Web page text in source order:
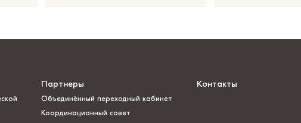
Партнеры
Объединённый переходный кабинет
Координационный совет
Контакты